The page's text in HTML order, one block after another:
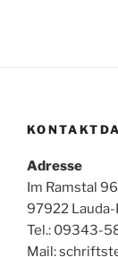
Adresse
Im Ramstal 96
97922
Tel.: 09343-
Mail: